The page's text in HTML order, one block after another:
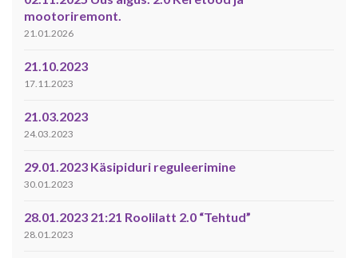
mootoriremont.
21.01.2026
21.10.2023
17.11.2023
21.03.2023
24.03.2023
29.01.2023 Käsipiduri reguleerimine
30.01.2023
28.01.2023 21:21 Roolilatt 2.0 “Tehtud”
28.01.2023